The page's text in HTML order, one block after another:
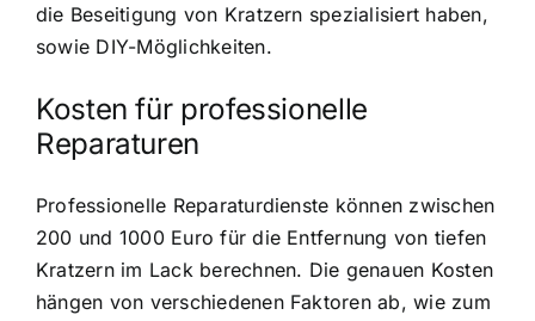
die Beseitigung von Kratzern spezialisiert haben,
sowie DIY-Möglichkeiten.
Kosten für professionelle
Reparaturen
Professionelle Reparaturdienste können zwischen
200 und 1000 Euro für die Entfernung von tiefen
Kratzern im Lack berechnen. Die genauen Kosten
hängen von verschiedenen Faktoren ab, wie zum